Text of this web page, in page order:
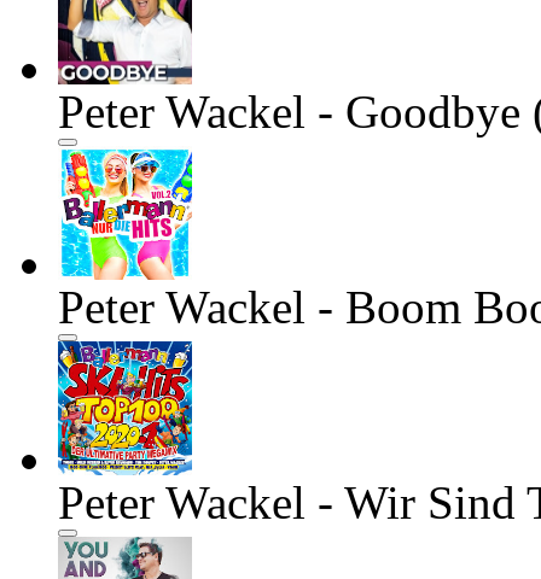
Peter Wackel -
Peter Wackel - Boom
Peter Wackel - Wir